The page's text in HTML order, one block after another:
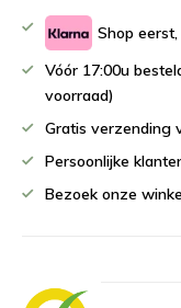
Shop
Vóór 17:00u
voorraad)
Gratis verzending
Persoonlijke
Bezoek onze